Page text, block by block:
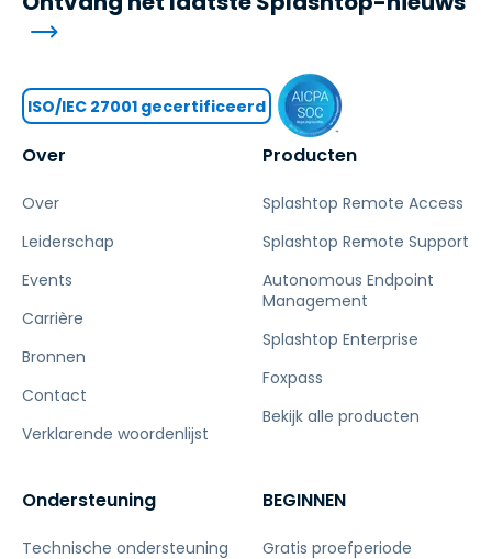
Over
Over
Leiderschap
Events
Carrière
Bronnen
Contact
Verklarende woordenlijst
Producten
Splashtop Remote Access
Splashtop Remote Support
Autonomous Endpoint
Management
Splashtop Enterprise
Foxpass
Bekijk alle producten
Ondersteuning
Technische ondersteuning
BEGINNEN
Gratis proefperiode
ISO/IEC 27001 gecertificeerd